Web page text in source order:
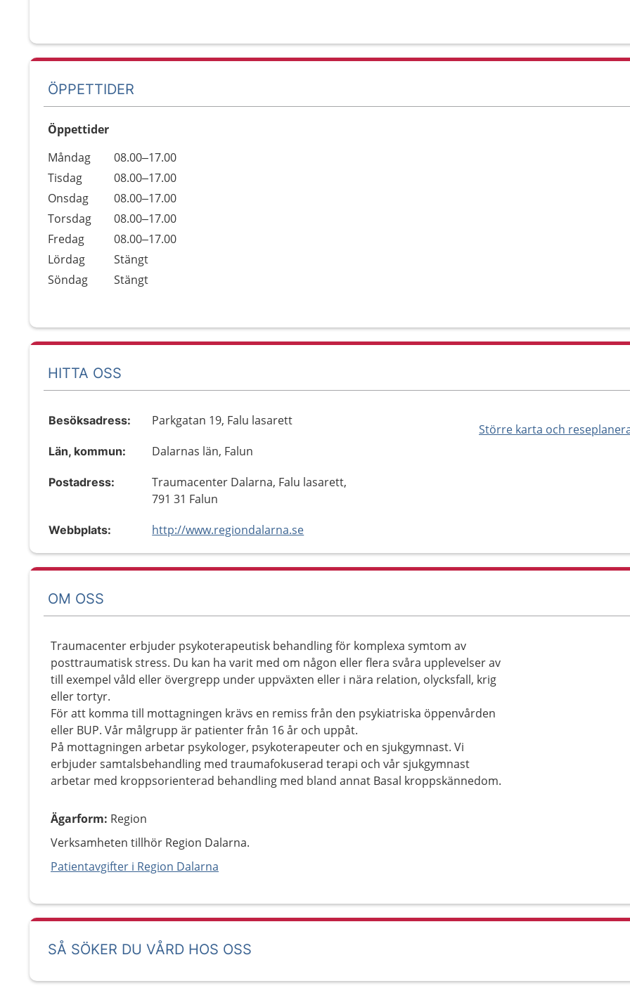
ÖPPETTIDER
Öppettider
Dag
Öppettider
Kommentarer
Måndag
08.00–17.00
Tisdag
08.00–17.00
Onsdag
08.00–17.00
Torsdag
08.00–17.00
Fredag
08.00–17.00
Lördag
Stängt
Söndag
Stängt
HITTA OSS
Större karta och
Besöksadress: Parkgatan 19, Falu lasarett
Län, kommun: Dalarnas län, Falun
Postadress:
Traumacenter Dalarna, Falu lasarett,
791 31 Falun
Webbplats: http://www.regiondalarna.se
OM OSS
Traumacenter erbjuder psykoterapeutisk behandling för komplexa symtom av
posttraumatisk stress. Du kan ha varit med om någon eller flera svåra upplevelser av
till exempel våld eller övergrepp under uppväxten eller i nära relation, olycksfall, krig
eller tortyr.
För att komma till mottagningen krävs en remiss från den psykiatriska öppenvården
eller BUP. Vår målgrupp är patienter från 16 år och uppåt.
På mottagningen arbetar psykologer, psykoterapeuter och en sjukgymnast. Vi
erbjuder samtalsbehandling med traumafokuserad terapi och vår sjukgymnast
arbetar med kroppsorienterad behandling med bland annat Basal kroppskännedom.
Ägarform: Region
Verksamheten tillhör Region Dalarna.
Patientavgifter i Region Dalarna
SÅ SÖKER DU VÅRD HOS OSS